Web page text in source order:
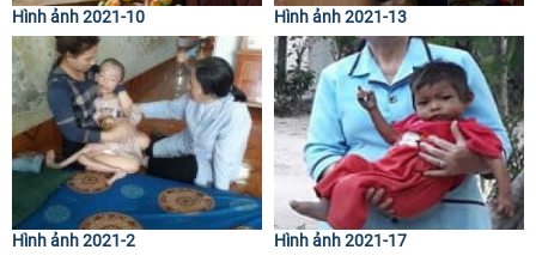
Hình ảnh 2021-10 Hình ảnh 2021-13
Hình ảnh 2021-2 Hình ảnh 2021-17